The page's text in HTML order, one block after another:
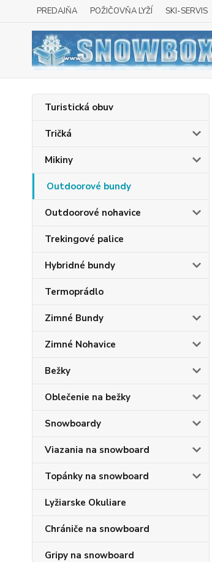
PREDAJŇA POŽIČOVŇA LYŽÍ SKI-SERVIS
Turistická obuv
Tričká
Mikiny
Outdoorové bundy
Outdoorové nohavice
Trekingové palice
Hybridné bundy
Termoprádlo
Zimné Bundy
Zimné Nohavice
Bežky
Oblečenie na bežky
Snowboardy
Viazania na snowboard
Topánky na snowboard
Lyžiarske Okuliare
Chrániče na snowboard
Gripy na snowboard